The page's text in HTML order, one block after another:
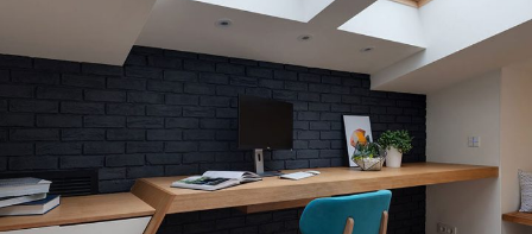
Minimalistic Style Appartment
DECOR INTERIOR